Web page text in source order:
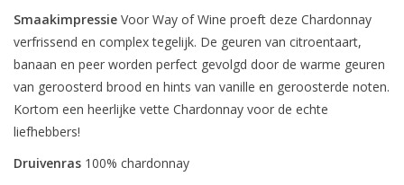
Smaakimpressie Voor Way of Wine proeft deze Chardonnay
verfrissend en complex tegelijk. De geuren van citroentaart,
banaan en peer worden perfect gevolgd door de warme geuren
van geroosterd brood en hints van vanille en geroosterde noten.
Kortom een heerlijke vette Chardonnay voor de echte
liefhebbers!
Druivenras 100% chardonnay